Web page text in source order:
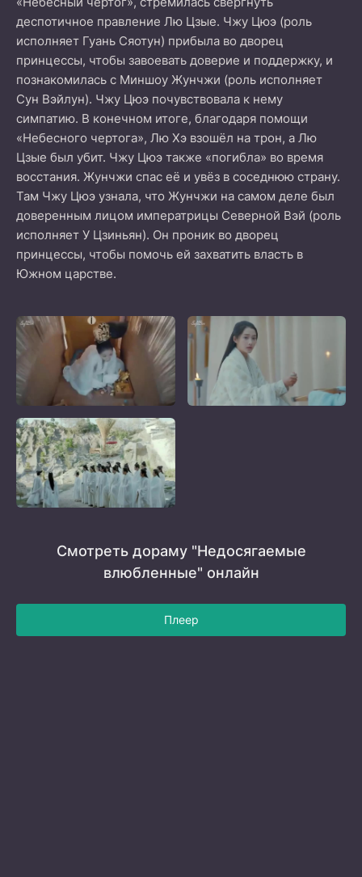
деспотичное правление Лю Цзые. Чжу Цюэ (роль
исполняет Гуань Сяотун) прибыла во дворец
принцессы, чтобы завоевать доверие и поддержку, и
познакомилась с Миншоу Жунчжи (роль исполняет
Сун Вэйлун). Чжу Цюэ почувствовала к нему
симпатию. В конечном итоге, благодаря помощи
«Небесного чертога», Лю Хэ взошёл на трон, а Лю
Цзые был убит. Чжу Цюэ также «погибла» во время
восстания. Жунчжи спас её и увёз в соседнюю страну.
Там Чжу Цюэ узнала, что Жунчжи на самом деле был
доверенным лицом императрицы Северной Вэй (роль
исполняет У Цзиньян). Он проник во дворец
принцессы, чтобы помочь ей захватить власть в
Южном царстве.
Смотреть дораму "Недосягаемые
влюбленные" онлайн
Плеер